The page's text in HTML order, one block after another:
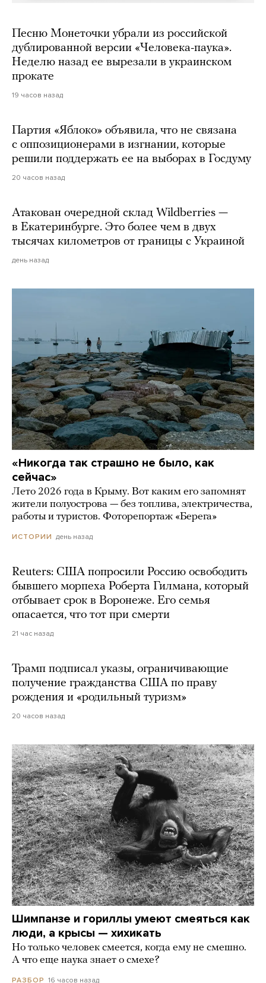
Песню Монеточки убрали из российской
дублированной версии «Человека-паука».
Неделю назад ее вырезали в украинском
прокате
19 часов назад
Партия «Яблоко» объявила, что не связана
с оппозиционерами в изгнании, которые
решили поддержать ее на выборах в Госдуму
20 часов назад
Атакован очередной склад Wildberries —
в Екатеринбурге. Это более чем в двух
тысячах километров от границы с Украиной
день назад
«Никогда так страшно не было, как
сейчас»
Лето 2026 года в Крыму. Вот каким его запомнят
жители полуострова — без топлива, электричества,
работы и туристов. Фоторепортаж «Берега»
ИСТОРИИ день назад
Reuters: США попросили Россию освободить
бывшего морпеха Роберта Гилмана, который
отбывает срок в Воронеже. Его семья
опасается, что тот при смерти
21 час назад
Трамп подписал указы, ограничивающие
получение гражданства США по праву
рождения и «родильный туризм»
20 часов назад
Шимпанзе и гориллы умеют смеяться как
люди, а крысы — хихикать
Но только человек смеется, когда ему не смешно.
А что еще наука знает о смехе?
РАЗБОР 16 часов назад